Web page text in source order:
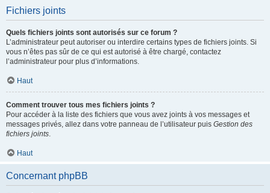
Fichiers joints
Quels fichiers joints sont autorisés sur ce forum ?
L’administrateur peut autoriser ou interdire certains types de fichiers joints. Si
vous n’êtes pas sûr de ce qui est autorisé à être chargé, contactez
l’administrateur pour plus d’informations.
Haut
Comment trouver tous mes fichiers joints ?
Pour accéder à la liste des fichiers que vous avez joints à vos messages et
messages privés, allez dans votre panneau de l’utilisateur puis Gestion des
fichiers joints.
Haut
Concernant phpBB